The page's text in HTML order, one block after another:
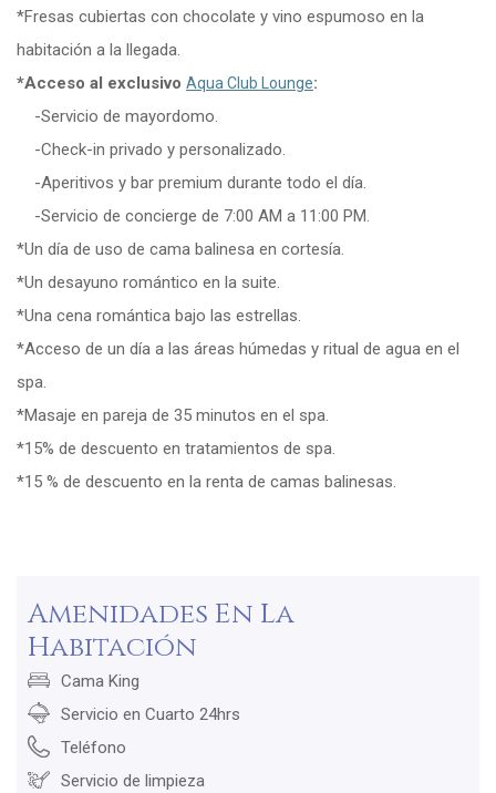
*Fresas cubiertas con chocolate y vino espumoso en la
habitación a la llegada.
*Acceso al exclusivo Aqua Club Lounge:
-Servicio de mayordomo.
-Check-in privado y personalizado.
-Aperitivos y bar premium durante todo el día.
-Servicio de concierge de 7:00 AM a 11:00 PM.
*Un día de uso de cama balinesa en cortesía.
*Un desayuno romántico en la suite.
*Una cena romántica bajo las estrellas.
*Acceso de un día a las áreas húmedas y ritual de agua en el
spa.
*Masaje en pareja de 35 minutos en el spa.
*15% de descuento en tratamientos de spa.
*15 % de descuento en la renta de camas balinesas.
Amenidades En La
Habitación
Cama King
Servicio en Cuarto 24hrs
Teléfono
Servicio de limpieza